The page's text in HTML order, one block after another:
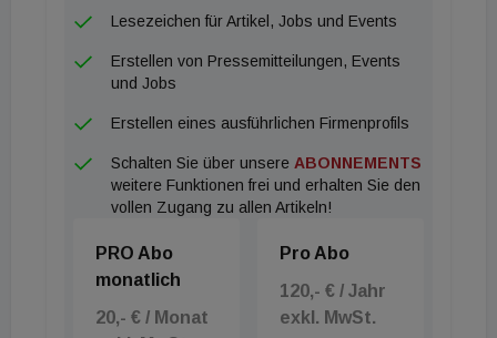
Unternehmensgruppe, sieht in Bregenz einen
Stadt mit klarer Identität, hoher Lebensqualität und
Fritz am See ist der Auftakt für die Entwicklung und
Umsetzung weiterer Quartiere in Bregenz.“
In technischer Hinsicht setzt der Entwickler auf
Nachhaltigkeit: Eine Photovoltaik-Anlage und eine
Sole-Wasser-Wärmepumpe mit Kühlfunktion bilden
Lesezeichen für Artikel, Jobs und Events
Erstellen von Pressemitteilungen, Events
und Jobs
Erstellen eines ausführlichen Firmenprofils
Schalten Sie über unsere ABONNEMENTS
weitere Funktionen frei und erhalten Sie den
vollen Zugang zu allen Artikeln!
PRO Abo
monatlich
20,- € / Monat
Pro Abo
120,- € / Jahr
exkl. MwSt.